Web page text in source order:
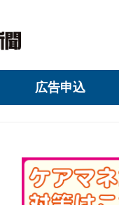
広告申込